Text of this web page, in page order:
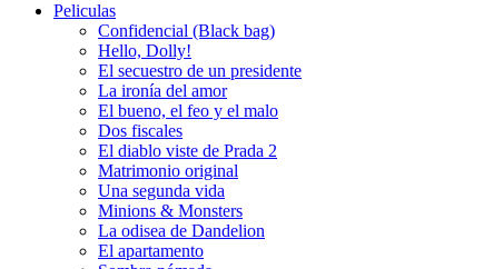
Peliculas
Confidencial (Black bag)
Hello, Dolly!
El secuestro de un presidente
La ironía del amor
El bueno, el feo y el malo
Dos fiscales
El diablo viste de Prada 2
Matrimonio original
Una segunda vida
Minions & Monsters
La odisea de Dandelion
El apartamento